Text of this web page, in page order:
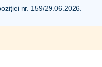
nr. 159/29.06.2026.